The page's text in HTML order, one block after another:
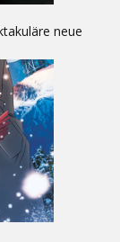
neue